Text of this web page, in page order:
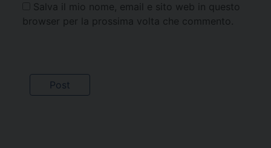
Salva il mio nome, email e sito web in questo
browser per la prossima volta che commento.